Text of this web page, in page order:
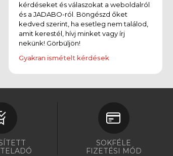
kérdéseket és válaszokat a weboldalról
és a JADABO-ról. Böngészd őket
kedved szerint, ha esetleg nem találod,
amit kerestél, hívj minket vagy írj
nekünk! Görbüljön!
Gyakran ismételt kérdések
SOKFÉLE
FIZETÉSI MÓD